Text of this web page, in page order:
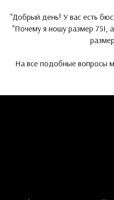
"Добрый день! У вас есть
"Почему я ношу размер 75I,
На все подобные вопросы